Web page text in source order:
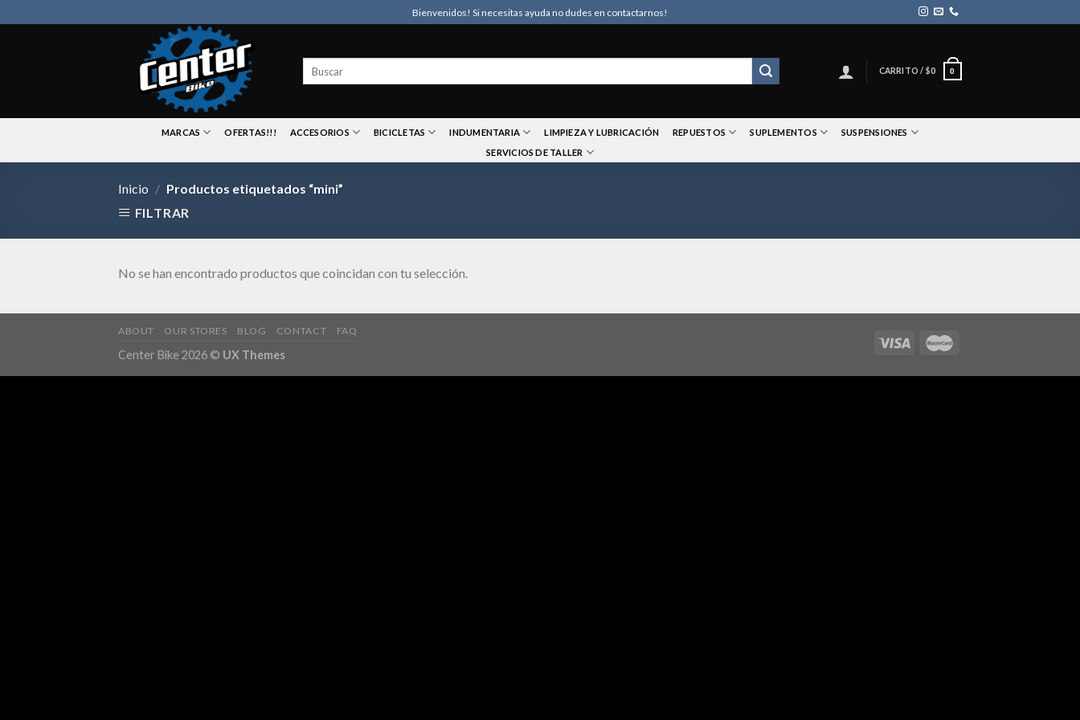
to
Bienvenidos! Si necesitas ayuda no dudes en contactarnos!
CARRITO / $0 0
MARCAS OFERTAS!!! ACCESORIOS BICICLETAS INDUMENTARIA LIMPIEZA Y LUBRICACIÓN REPUESTOS SUPLEMENTOS
SUSPENSIONES
SERVICIOS DE TALLER
Inicio / Productos etiquetados “mini”
FILTRAR
No se han encontrado productos que coincidan con tu selección.
ABOUT OUR STORES BLOG CONTACT FAQ
Center Bike 2026 © UX Themes